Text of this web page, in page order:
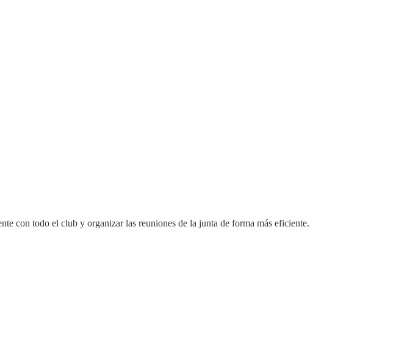
con todo el club y organizar las reuniones de la junta de forma más eficiente.